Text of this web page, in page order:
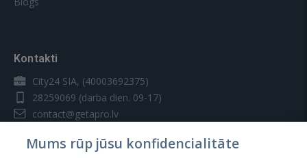
Kontakti
City24 SIA, (40003692375)
28259069 (darba dien. 09-17)
contact@getapro.lv
Mums rūp jūsu konfidencialitāte